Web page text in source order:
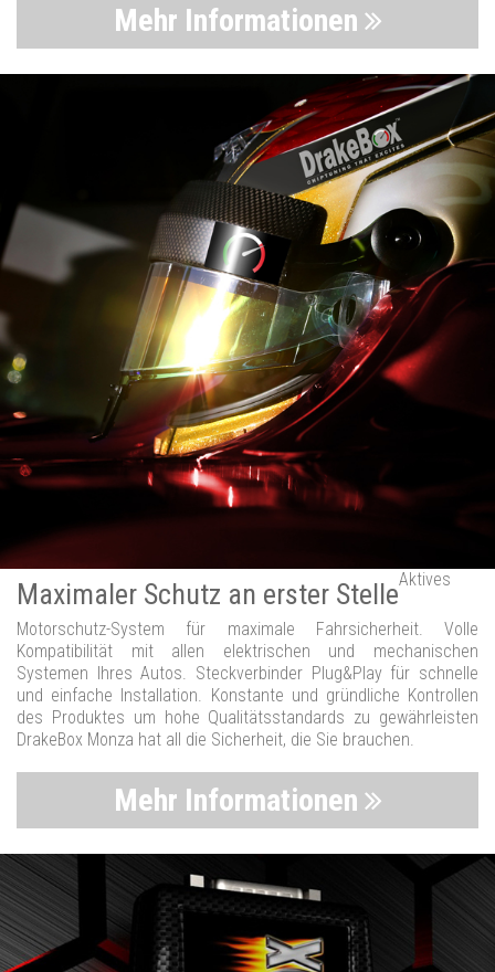
Mehr Informationen
Maximaler Schutz an erster StelleAktives
Motorschutz-System für maximale Fahrsicherheit. Volle
Kompatibilität mit allen elektrischen und mechanischen
Systemen Ihres Autos. Steckverbinder Plug&Play für schnelle
und einfache Installation. Konstante und gründliche Kontrollen
des Produktes um hohe Qualitätsstandards zu gewährleisten
DrakeBox Monza hat all die Sicherheit, die Sie brauchen.
Mehr Informationen